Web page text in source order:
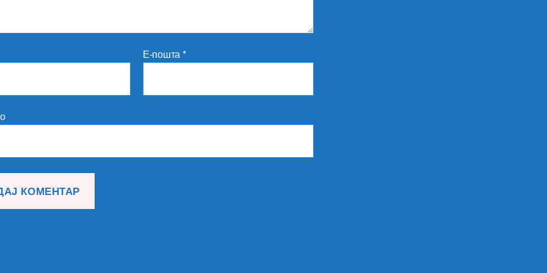
Е-пошта*